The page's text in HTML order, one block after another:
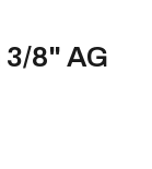
8" AG